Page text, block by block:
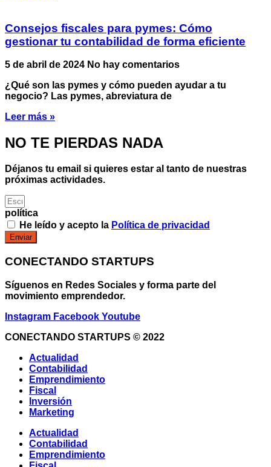
Consejos fiscales para pymes: Cómo
gestionar tu contabilidad de forma eficiente
5 de abril de 2024 No hay comentarios
¿Qué son las pymes y cómo pueden ayudar a tu
negocio? Las pymes, abreviatura de
Leer más »
NO TE PIERDAS NADA
Déjanos tu email si quieres estar al tanto de nuestras
próximas actividades.
política
He leído y acepto la Política de privacidad
Enviar
CONECTANDO STARTUPS
Síguenos en Redes Sociales y forma parte del
movimiento emprendedor.
Instagram Facebook Youtube
CONECTANDO STARTUPS © 2022
Actualidad
Contabilidad
Emprendimiento
Fiscal
Inversión
Marketing
Actualidad
Contabilidad
Emprendimiento